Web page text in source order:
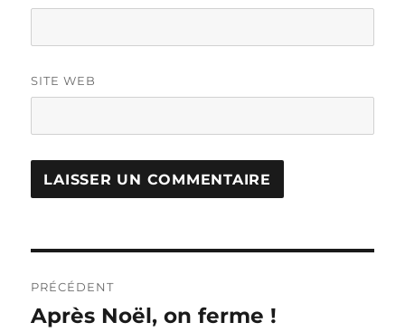
SITE WEB
de
PRÉCÉDENT
Publication
Après Noël, on ferme !